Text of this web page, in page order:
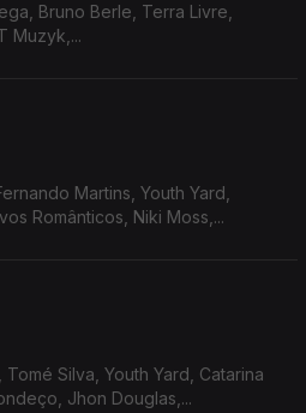
Bruno Berle, Terra Livre,
Muzyk,...
Martins, Youth Yard,
Românticos, Niki Moss,...
Silva, Youth Yard, Catarina
Jhon Douglas,...